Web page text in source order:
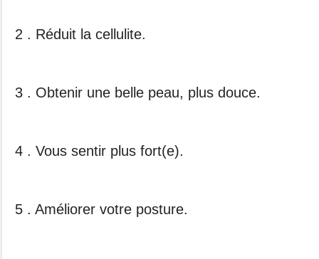
2 . Réduit la cellulite.
3 . Obtenir une belle peau, plus douce.
4 . Vous sentir plus fort(e).
5 . Améliorer votre posture.